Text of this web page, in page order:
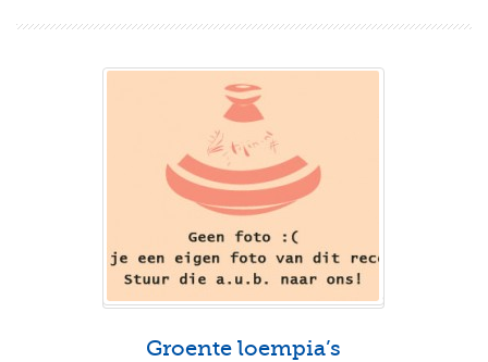
Groente loempia’s